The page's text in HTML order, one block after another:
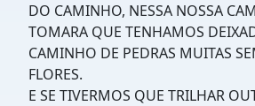
DO CAMINHO, NESSA NOSSA
TOMARA QUE TENHAMOS
CAMINHO DE PEDRAS MUITAS
FLORES.
E SE TIVERMOS QUE TRILHAR